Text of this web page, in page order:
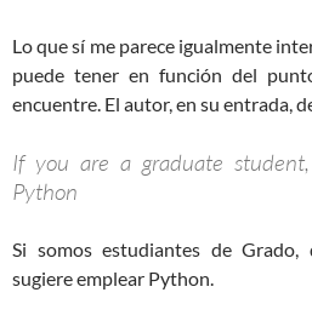
Lo que sí me parece igualmente
puede tener en función del
encuentre. El autor, en su entrada,
If you are a graduate
Python
Si somos estudiantes de Grado,
sugiere emplear Python.